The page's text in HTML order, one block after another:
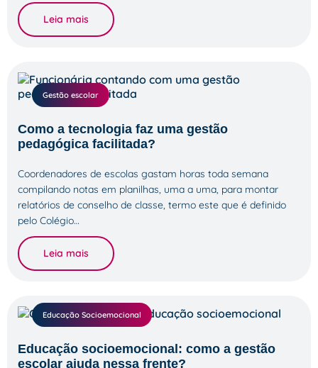
Leia mais
Gestão escolar
Como a tecnologia faz uma gestão
pedagógica facilitada?
Coordenadores de escolas gastam horas toda semana
compilando notas em planilhas, uma a uma, para montar
relatórios de conselho de classe, termo este que é definido
pelo Colégio…
Leia mais
Educação Socioemocional
Educação socioemocional: como a gestão
escolar ajuda nessa frente?